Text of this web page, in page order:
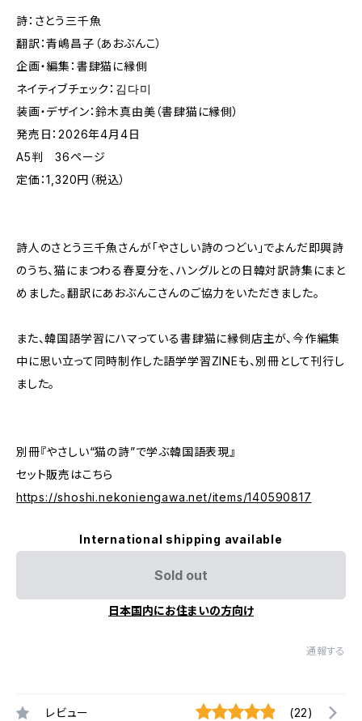
詩：さとう三千魚
翻訳：青嶋昌子（あおぶんこ）
企画・編集：書肆猫に縁側
ネイティブチェック：김다미
装画・デザイン：鈴木真由美（書肆猫に縁側）
発売日：2026年4月4日
A5判 36ページ
定価：1,320円（税込）
詩人のさとう三千魚さんが「やさしい詩のつどい」でよんだ即興詩
のうち、猫にまつわる春夏分を、ハングルとの日韓対訳詩集にまと
めました。翻訳にあおぶんこさんのご協力をいただきました。
また、韓国語学習にハマっている書肆猫に縁側店主が、今作編集
中に思い立って同時制作した語学学習ZINEも、別冊として刊行し
ました。
別冊『やさしい“猫の詩”で学ぶ韓国語表現』
セット販売はこちら
https://shoshi.nekoniengawa.net/items/140590817
International shipping available
Sold out
日本国内にお住まいの方向け
通報する
レビュー (22)